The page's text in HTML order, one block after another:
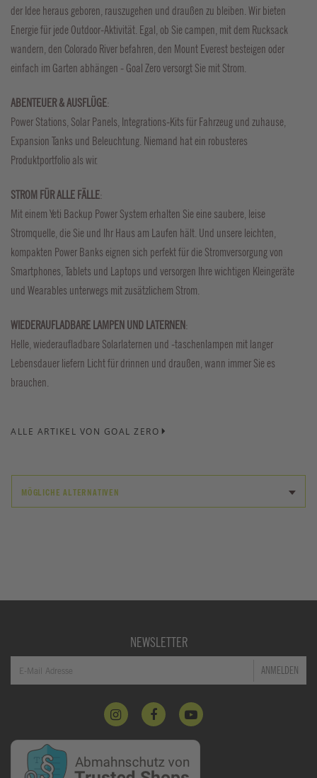
der Idee heraus geboren, rauszugehen und draußen zu bleiben. Wir bieten
Energie für jede Outdoor-Aktivität. Egal, ob Sie campen, mit dem Rucksack
wandern, den Colorado River befahren, den Mount Everest besteigen oder
einfach im Garten abhängen - Goal Zero versorgt Sie mit Strom.
ABENTEUER & AUSFLÜGE:
Power Stations, Solar Panels, Integrations-Kits für Fahrzeug und zuhause,
Expansion Tanks und Beleuchtung. Niemand hat ein robusteres
Produktportfolio als wir.
STROM FÜR ALLE FÄLLE:
Mit einem Yeti Backup Power System erhalten Sie eine saubere, leise
Stromquelle, die Sie und Ihr Haus am Laufen hält. Und unsere leichten,
kompakten Power Banks eignen sich perfekt für die Stromversorgung von
Smartphones, Tablets und Laptops und versorgen Ihre wichtigen Kleingeräte
und Wearables unterwegs mit zusätzlichem Strom.
WIEDERAUFLADBARE LAMPEN UND LATERNEN:
Helle, wiederaufladbare Solarlaternen und -taschenlampen mit langer
Lebensdauer liefern Licht für drinnen und draußen, wann immer Sie es
brauchen.
ALLE ARTIKEL VON GOAL ZERO
MÖGLICHE ALTERNATIVEN
NEWSLETTER
ANMELDEN